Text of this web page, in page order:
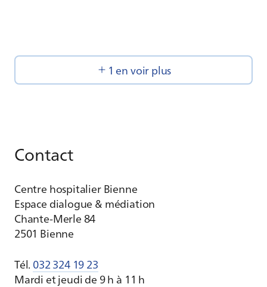
1 en voir plus
Contact
Centre hospitalier Bienne
Espace dialogue & médiation
Chante-Merle 84
2501 Bienne
Tél. 032 324 19 23
Mardi et jeudi de 9 h à 11 h